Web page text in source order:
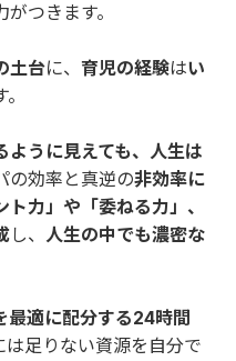
つきます。
土台に、 育児の経験はい
うに見えても、人生は
の効率と真逆の非効率に
ト力」や「委ねる力」、
し、 人生の中でも濃密な
最適に配分する24時間
は足りない資源を自分で